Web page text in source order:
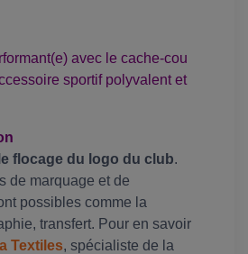
avec le cache-cou
sportif polyvalent et
le flocage du logo du club.
de marquage et de
possibles comme la
transfert. Pour en savoir
Textiles, spécialiste de la